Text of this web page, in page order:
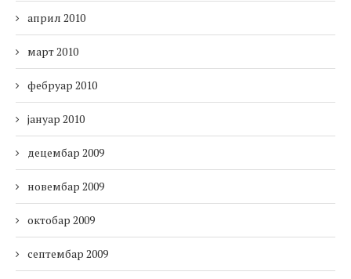
април 2010
март 2010
фебруар 2010
јануар 2010
децембар 2009
новембар 2009
октобар 2009
септембар 2009